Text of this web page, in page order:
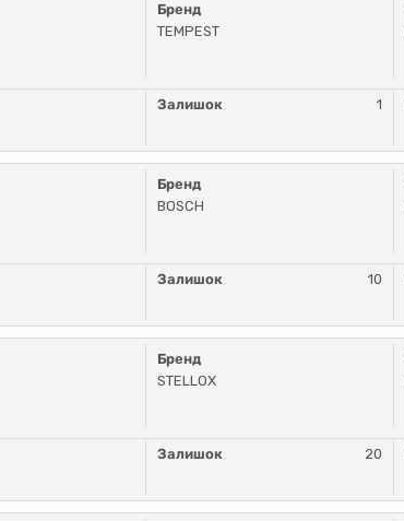
Бренд
TEMPEST
Залишок 1
Бренд
BOSCH
Залишок 10
Бренд
STELLOX
Залишок 20